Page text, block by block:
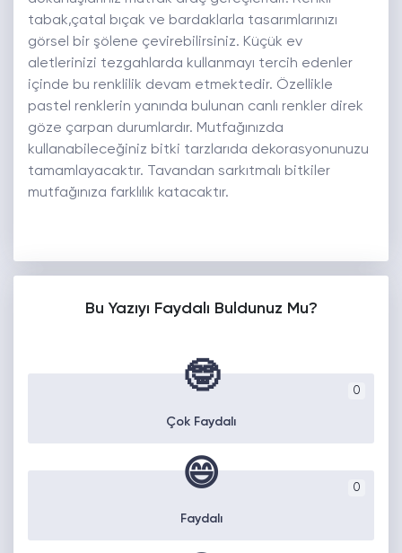
tabak,çatal bıçak ve bardaklarla tasarımlarınızı
görsel bir şölene çevirebilirsiniz. Küçük ev
aletlerinizi tezgahlarda kullanmayı tercih edenler
içinde bu renklilik devam etmektedir. Özellikle
pastel renklerin yanında bulunan canlı renkler direk
göze çarpan durumlardır. Mutfağınızda
kullanabileceğiniz bitki tarzlarıda dekorasyonunuzu
tamamlayacaktır. Tavandan sarkıtmalı bitkiler
mutfağınıza farklılık katacaktır.
Bu Yazıyı Faydalı Buldunuz Mu?
0
🤓
Çok Faydalı
0
😄
Faydalı